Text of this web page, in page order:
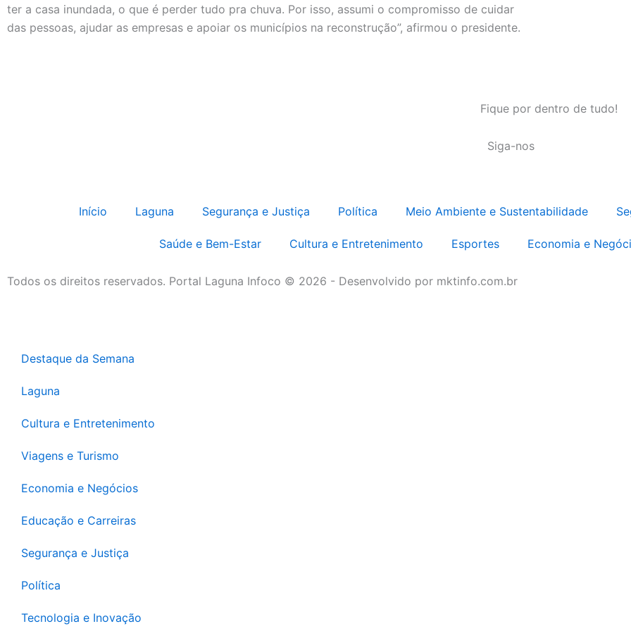
ter a casa inundada, o que é perder tudo pra chuva. Por isso, assumi o compromisso de cuidar
das pessoas, ajudar as empresas e apoiar os municípios na reconstrução”, afirmou o presidente.
Fique por dentro de tudo!
Siga-nos
Início Laguna Segurança e Justiça Política Meio Ambiente e Sustentabilidade
Saúde e Bem-Estar Cultura e Entretenimento Esportes Economia e
Todos os direitos reservados. Portal Laguna Infoco © 2026 - Desenvolvido por mktinfo.com.br
Destaque da Semana
Laguna
Cultura e Entretenimento
Viagens e Turismo
Economia e Negócios
Educação e Carreiras
Segurança e Justiça
Política
Tecnologia e Inovação